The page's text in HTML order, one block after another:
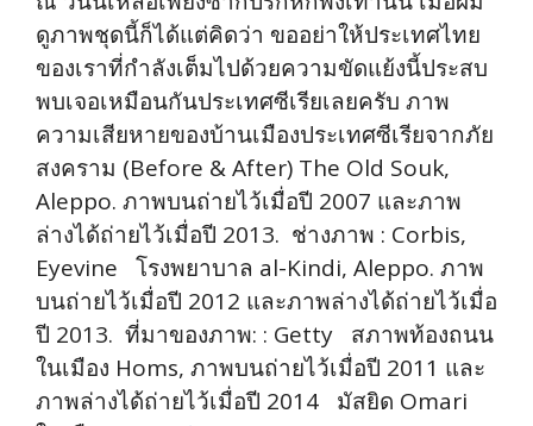
ดูภาพชุดนี้ก็ได้แต่คิดว่า ขออย่าให้ประเทศไทย
ของเราที่กำลังเต็มไปด้วยความขัดแย้งนี้ประสบ
พบเจอเหมือนกันประเทศซีเรียเลยครับ ภาพ
ความเสียหายของบ้านเมืองประเทศซีเรียจากภัย
สงคราม (Before & After) The Old Souk,
Aleppo. ภาพบนถ่ายไว้เมื่อปี 2007 และภาพ
ล่างได้ถ่ายไว้เมื่อปี 2013. ช่างภาพ : Corbis,
Eyevine โรงพยาบาล al-Kindi, Aleppo. ภาพ
บนถ่ายไว้เมื่อปี 2012 และภาพล่างได้ถ่ายไว้เมื่อ
ปี 2013. ที่มาของภาพ: : Getty สภาพท้องถนน
ในเมือง Homs, ภาพบนถ่ายไว้เมื่อปี 2011 และ
ภาพล่างได้ถ่ายไว้เมื่อปี 2014 มัสยิด Omari